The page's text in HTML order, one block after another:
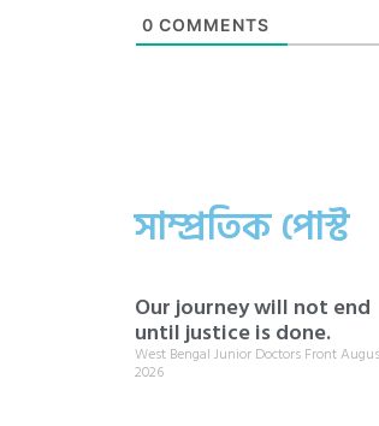
0 COMMENTS
সাম্প্রতিক পোস্ট
Our journey will not end
until justice is done.
West Bengal Junior Doctors Front
2026